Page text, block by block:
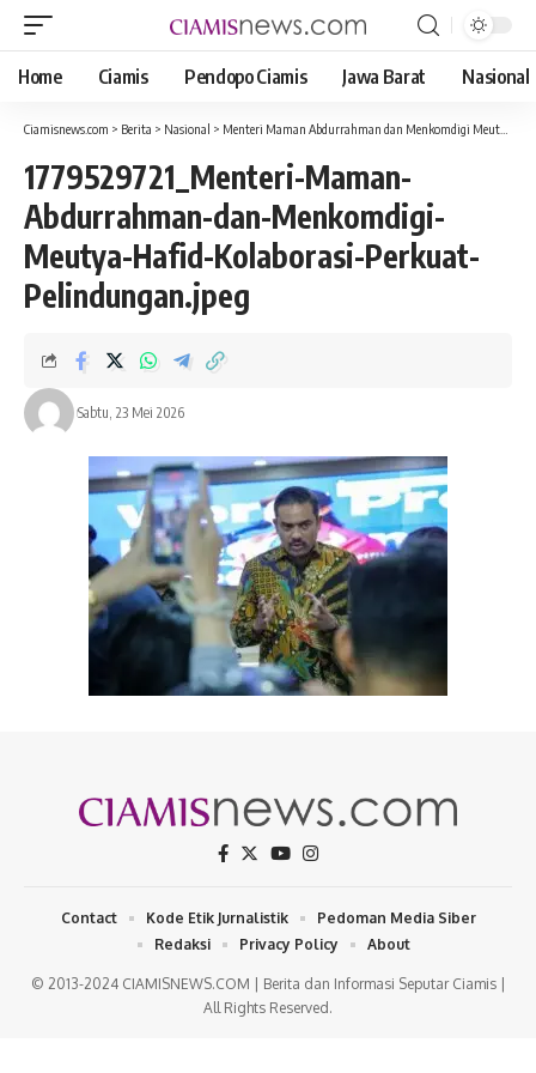
Home Ciamis Pendopo Ciamis Jawa Barat Nasional
Ciamisnews.com > Berita > Nasional > Menteri Maman Abdurrahman dan Menkomdigi Meutya Hafid Kolaborasi Perkuat Pelindungan UMKM di Marketplace
1779529721_Menteri-Maman-
Abdurrahman-dan-Menkomdigi-
Meutya-Hafid-Kolaborasi-Perkuat-
Pelindungan.jpeg
Sabtu, 23 Mei 2026
© 2013-2024 CIAMISNEWS.COM | Berita dan Informasi Seputar Ciamis |
All Rights Reserved.
Contact Kode Etik Jurnalistik
Pedoman Media Siber
Redaksi
Privacy Policy About